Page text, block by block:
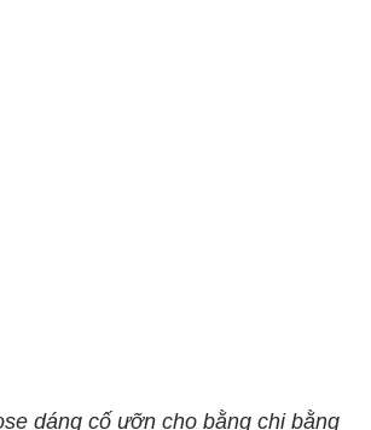
dáng cố ưỡn cho bằng chị bằng